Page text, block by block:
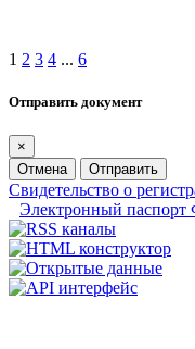
1 2 3 4 ... 6
Отправить документ
×
Отмена
Отправить
Свидетельство о
Электронный